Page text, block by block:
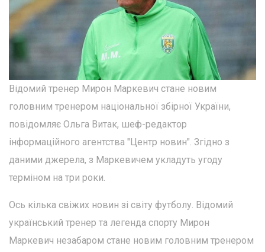
Відомий тренер Мирон Маркевич стане новим
головним тренером національної збірної України,
повідомляє Ольга Витак, шеф-редактор
інформаційного агентства "Центр новин". Згідно з
даними джерела, з Маркевичем укладуть угоду
терміном на три роки.
Ось кілька свіжих новин зі світу футболу. Відомий
український тренер та легенда спорту Мирон
Маркевич незабаром стане новим головним тренером